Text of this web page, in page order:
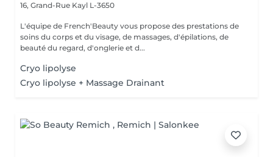
16, Grand-Rue Kayl L-3650
L'équipe de French'Beauty vous propose des prestations de
soins du corps et du visage, de massages, d'épilations, de
beauté du regard, d'onglerie et d...
Cryo lipolyse
Cryo lipolyse + Massage Drainant